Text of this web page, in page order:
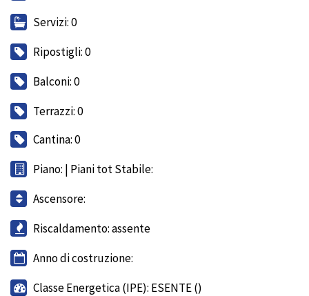
Servizi: 0
Ripostigli: 0
Balconi: 0
Terrazzi: 0
Cantina: 0
Piano: | Piani tot Stabile:
Ascensore:
Riscaldamento: assente
Anno di costruzione:
Classe Energetica (IPE): ESENTE ()